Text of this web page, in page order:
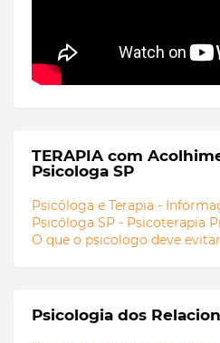
TERAPIA com
Psicologa SP
Psicóloga e Terapia -
Psicóloga SP - Psicoterapia
O que o psicologo deve evitar
Psicologia dos